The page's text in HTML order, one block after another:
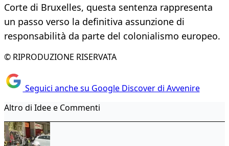
Corte di Bruxelles, questa sentenza rappresenta
un passo verso la definitiva assunzione di
responsabilità da parte del colonialismo europeo.
© RIPRODUZIONE RISERVATA
Seguici anche su Google Discover di Avvenire
Altro di Idee e Commenti